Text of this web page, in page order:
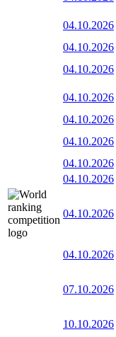
04.10.2026
04.10.2026
04.10.2026
04.10.2026
04.10.2026
04.10.2026
04.10.2026
04.10.2026
04.10.2026
04.10.2026
07.10.2026
10.10.2026